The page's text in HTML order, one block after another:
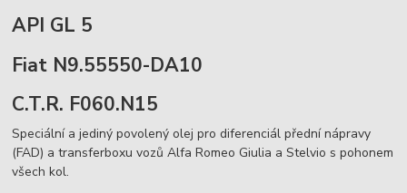
API GL 5
Fiat N9.55550-DA10
C.T.R. F060.N15
Speciální a jediný povolený olej pro diferenciál přední nápravy
(FAD) a transferboxu vozů Alfa Romeo Giulia a Stelvio s pohonem
všech kol.